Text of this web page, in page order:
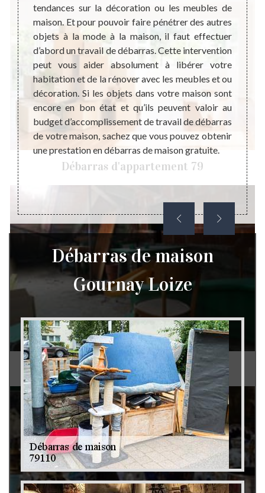
Débarras d'appartement 79
Débarras de grenier et cave 79
la
la
et le
rats
le
un
et
tendances sur la décoration ou les meubles de
maison. Et pour pouvoir faire pénétrer des autres
objets à la mode à la maison, il faut effectuer
d’abord un travail de débarras. Cette intervention
peut vous aider absolument à libérer votre
habitation et de la rénover avec les meubles et ou
décoration. Si les objets dans votre maison sont
encore en bon état et qu’ils peuvent valoir au
budget d’accomplissement de travail de débarras
de votre maison, sachez que vous pouvez obtenir
une prestation en débarras de maison gratuite.
de
vos
pas
avoir
Débarras de maison
Gournay Loize